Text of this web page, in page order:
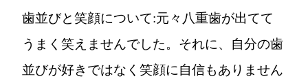
歯並びと笑顔について:元々八重歯が出てて
うまく笑えませんでした。それに、自分の歯
並びが好きではなく笑顔に自信もありません